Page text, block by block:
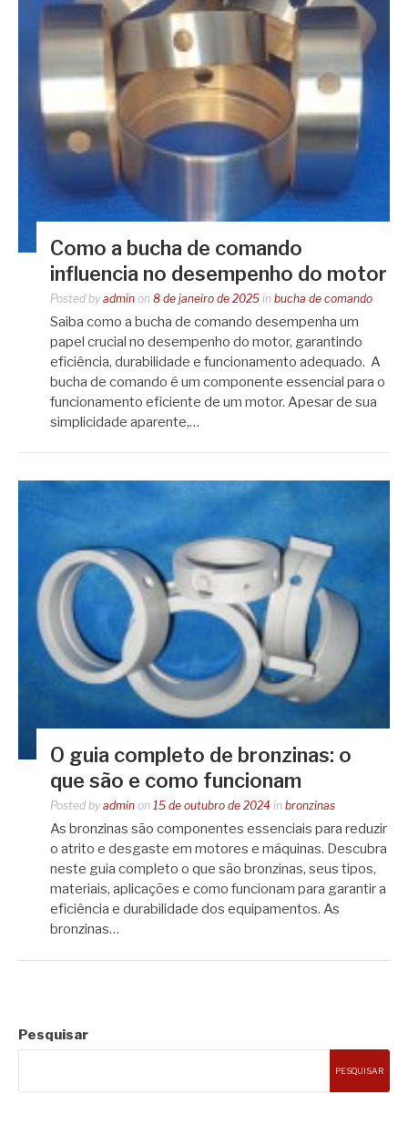
Como a bucha de comando
influencia no desempenho do motor
Posted by admin on 8 de janeiro de 2025 in bucha de comando
Saiba como a bucha de comando desempenha um
papel crucial no desempenho do motor, garantindo
eficiência, durabilidade e funcionamento adequado. A
bucha de comando é um componente essencial para o
funcionamento eficiente de um motor. Apesar de sua
simplicidade aparente,…
O guia completo de bronzinas: o
que são e como funcionam
Posted by admin on 15 de outubro de 2024 in bronzinas
As bronzinas são componentes essenciais para reduzir
o atrito e desgaste em motores e máquinas. Descubra
neste guia completo o que são bronzinas, seus tipos,
materiais, aplicações e como funcionam para garantir a
eficiência e durabilidade dos equipamentos. As
bronzinas…
Pesquisar
PESQUISAR